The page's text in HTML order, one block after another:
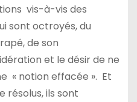
vis-à-vis des
sont octroyés, du
de son
et le désir de ne
« notion effacée ». Et
résolus, ils sont